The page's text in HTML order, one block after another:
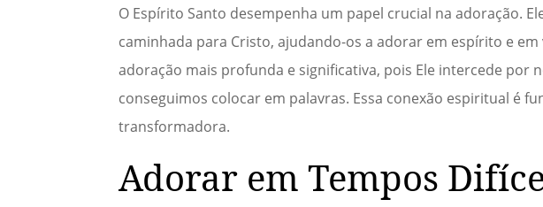
O Espírito Santo desempenha um papel crucial na adoração.
caminhada para Cristo, ajudando-os a adorar em espírito e
adoração mais profunda e significativa, pois Ele intercede por
conseguimos colocar em palavras. Essa conexão espiritual é
transformadora.
Adorar em Tempos